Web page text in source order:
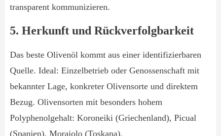
transparent kommunizieren.
5. Herkunft und Rückverfolgbarkeit
Das beste Olivenöl kommt aus einer identifizierbaren
Quelle. Ideal: Einzelbetrieb oder Genossenschaft mit
bekannter Lage, konkreter Olivensorte und direktem
Bezug. Olivensorten mit besonders hohem
Polyphenolgehalt: Koroneiki (Griechenland), Picual
(Spanien), Moraiolo (Toskana).